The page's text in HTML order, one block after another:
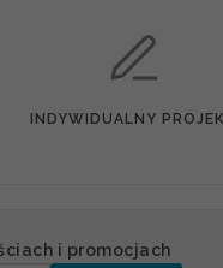
INDYWIDUALNY
i promocjach